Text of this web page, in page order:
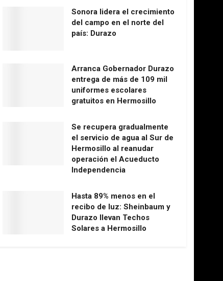
Sonora lidera el crecimiento
del campo en el norte del
país: Durazo
Arranca Gobernador Durazo
entrega de más de 109 mil
uniformes escolares
gratuitos en Hermosillo
Se recupera gradualmente
el servicio de agua al Sur de
Hermosillo al reanudar
operación el Acueducto
Independencia
Hasta 89% menos en el
recibo de luz: Sheinbaum y
Durazo llevan Techos
Solares a Hermosillo